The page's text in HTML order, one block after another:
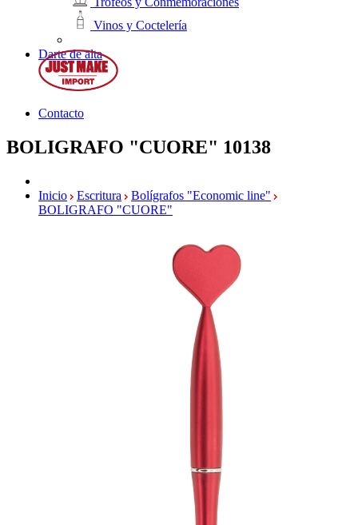
Vinos y Coctelería
Darte de alta
Contacto
BOLIGRAFO "CUORE" 10138
Inicio Escritura
Bolígrafos "Economic line"
BOLIGRAFO "CUORE"